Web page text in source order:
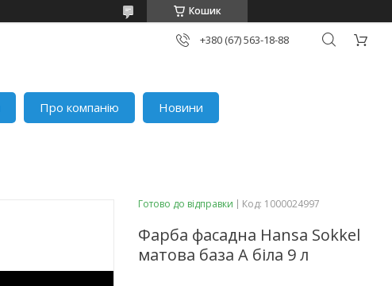
Кошик
+380 (67) 563-18-88
Про компанію Новини
Готово до відправки Код: 1000024997
Фарба фасадна Hansa Sokkel
матова база A біла 9 л